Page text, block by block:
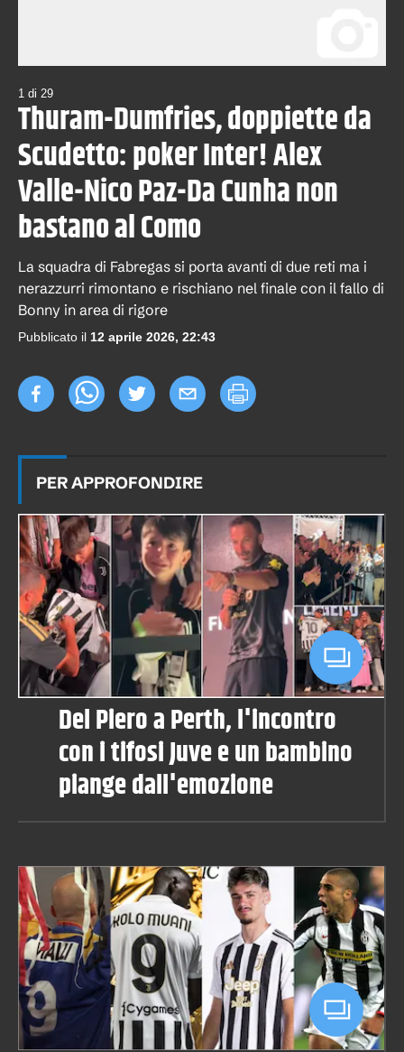
1 di 29
Thuram-Dumfries, doppiette da
Scudetto: poker Inter! Alex
Valle-Nico Paz-Da Cunha non
bastano al Como
La squadra di Fabregas si porta avanti di due reti ma i
nerazzurri rimontano e rischiano nel finale con il fallo di
Bonny in area di rigore
Pubblicato il 12 aprile 2026, 22:43
PER APPROFONDIRE
Del Piero a Perth, l'incontro
con i tifosi Juve e un bambino
piange dall'emozione